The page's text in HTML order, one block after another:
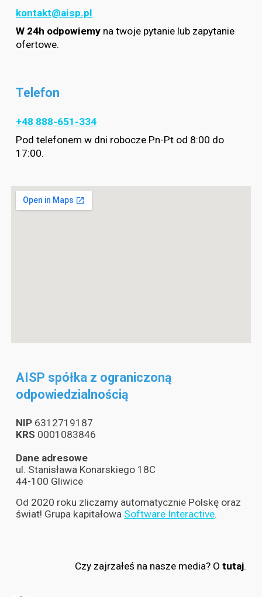
kontakt@aisp.pl
W 24h odpowiemy na twoje pytanie lub zapytanie
ofertowe.
Telefon
+48 888-651-334
Pod telefonem w dni robocze Pn-Pt od 8:00 do
17:00.
AISP spółka z ograniczoną
odpowiedzialnością
NIP 6312719187
KRS 0001083846
Dane adresowe
ul. Stanisława Konarskiego 18C
44-100 Gliwice
Od 2020 roku zliczamy automatycznie Polskę oraz
świat! Grupa kapitałowa Software Interactive.
Czy zajrzałeś na nasze media? O tutaj.